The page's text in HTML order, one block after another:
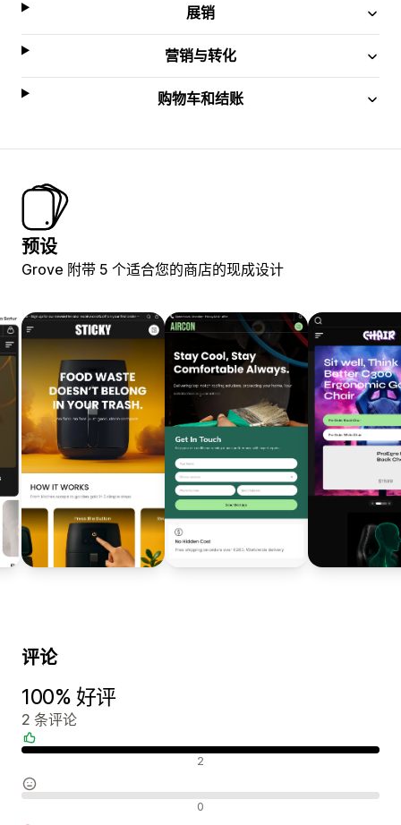
展销
营销与转化
购物车和结账
预设
Grove 附带 5 个适合您的商店的现成设计
评论
100% 好评
2 条评论
好评 2
中评 0